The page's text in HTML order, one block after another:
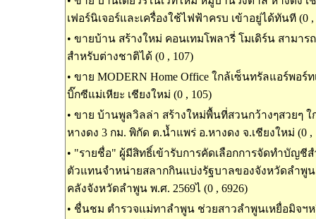
เฟอร์นิเจอร์และเครื่องใช้ไฟฟ้าครบ เข้าอยู่ได้ทันที (0 ,
• ขายบ้าน สร้างใหม่ คอนเทมโพลารี่ โมเดิร์น สามารถ
สำหรับต่างชาติได้ (0 , 107)
• ขาย MODERN Home Office ใกล้เซ็นทรัลแอร์พอร์
บิ๊กซีแม่เหียะ เชียงใหม่ (0 , 105)
• ขาย บ้านพูลวิลล่า สร้างใหม่พื้นที่สวนกว้างๆสวยๆ
หางดง 3 กม. พิกัด ต.น้ำแพร่ อ.หางดง จ.เชียงใหม่ (0 ,
• "รายชื่อ" ผู้มีสิทธิ์เข้ารับการคัดเลือกการจัดทำบัญชีส
ตัวแทนจำหน่ายสลากกินแบ่งรัฐบาลของจังหวัดลำพู
คลังจังหวัดลำพูน พ.ศ. 2569ไ (0 , 6926)
• ชื่นชม ตำรวจแม่ทาลำพูน ช่วยสาวลำพูนเหยื่อมิจฯห